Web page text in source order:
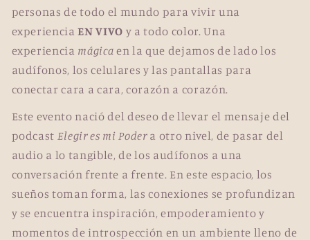
personas de todo el mundo para vivir una
experienciaEN VIVO y a todo color. Una
experiencia mágicaen la que dejamos de lado los
audífonos, los celulares y las pantallas para
conectar cara a cara, corazón a corazón.
Este evento nació del deseo de llevar el mensaje del
podcast Elegir es mi Podera otro nivel, de pasar del
audio a lo tangible, de los audífonos a una
conversación frente a frente. En este espacio, los
sueños toman forma, las conexiones se profundizan
y se encuentra inspiración, empoderamiento y
momentos de introspección en un ambiente lleno de